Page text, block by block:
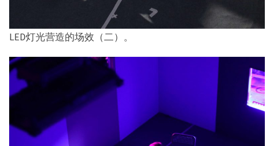
LED灯光营造的场效（二）。